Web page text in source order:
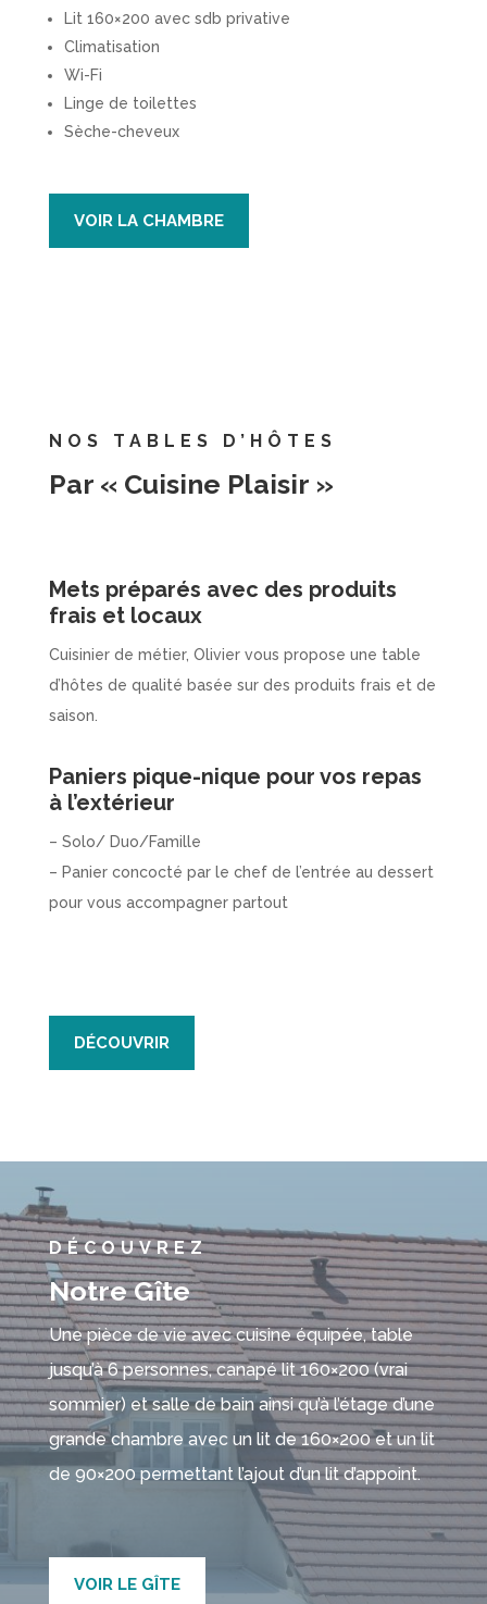
Lit 160×200 avec sdb privative
Climatisation
Wi-Fi
Linge de toilettes
Sèche-cheveux
VOIR LA CHAMBRE
NOS TABLES D’HÔTES
Par « Cuisine Plaisir »
Mets préparés avec des produits
frais et locaux
Cuisinier de métier, Olivier vous propose une table
d’hôtes de qualité basée sur des produits frais et de
saison.
Paniers pique-nique pour vos repas
à l’extérieur
– Solo/ Duo/Famille
– Panier concocté par le chef de l’entrée au dessert
pour vous accompagner partout
DÉCOUVRIR
DÉCOUVREZ
Notre Gîte
Une pièce de vie avec cuisine équipée, table
jusqu’à 6 personnes, canapé lit 160×200 (vrai
sommier) et salle de bain ainsi qu’à l’étage d’une
grande chambre avec un lit de 160×200 et un lit
de 90×200 permettant l’ajout d’un lit d’appoint.
VOIR LE GÎTE